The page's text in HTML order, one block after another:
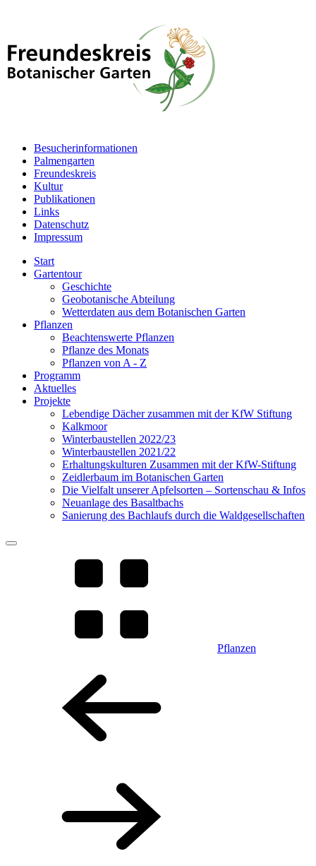
Besucherinformationen
Palmengarten
Freundeskreis
Kultur
Publikationen
Links
Datenschutz
Impressum
Start
Gartentour
Geschichte
Geobotanische Abteilung
Wetterdaten aus dem Botanischen Garten
Pflanzen
Beachtenswerte Pflanzen
Pflanze des Monats
Pflanzen von A - Z
Programm
Aktuelles
Projekte
Lebendige Dächer zusammen mit der KfW Stiftung
Kalkmoor
Winterbaustellen 2022/23
Winterbaustellen 2021/22
Erhaltungskulturen Zusammen mit der KfW-Stiftung
Zeidlerbaum im Botanischen Garten
Die Vielfalt unserer Apfelsorten – Sortenschau & Infos
Neuanlage des Basaltbachs
Sanierung des Bachlaufs durch die Waldgesellschaften
Pflanzen